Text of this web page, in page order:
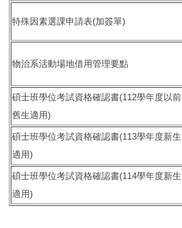
特殊因素選課申請表(加簽單)
物治系活動場地借用管理要點
碩士班學位考試資格確認書(112學年度以前
舊生適用)
碩士班學位考試資格確認書(113學年度新生
適用)
碩士班學位考試資格確認書(114學年度新生
適用)